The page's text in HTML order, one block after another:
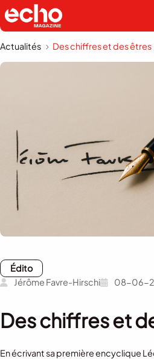
Actualités Des chiffres et des êtres
Édito
Jérôme Favre-Hirschi
08-06-
Des chiffres et
En écrivant sa première encyclique